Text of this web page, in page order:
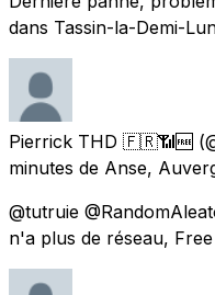
dans Tassin-la-Demi-
Pierrick THD 🇫🇷📶🆓
minutes de Anse,
@tutruie
n'a plus de réseau,